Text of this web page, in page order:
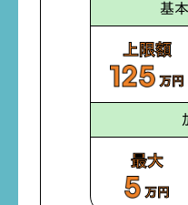
基
上限額
万円
最大
万円